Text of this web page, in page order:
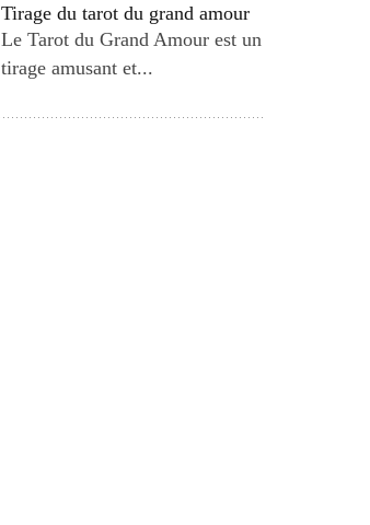
Tirage du tarot du grand amour
Le Tarot du Grand Amour est un
tirage amusant et...